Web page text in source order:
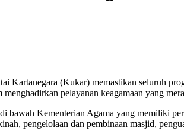
Kartanegara (Kukar) memastikan seluruh
pelayanan keagamaan yang
Kementerian Agama yang memiliki
pengelolaan dan pembinaan masjid,